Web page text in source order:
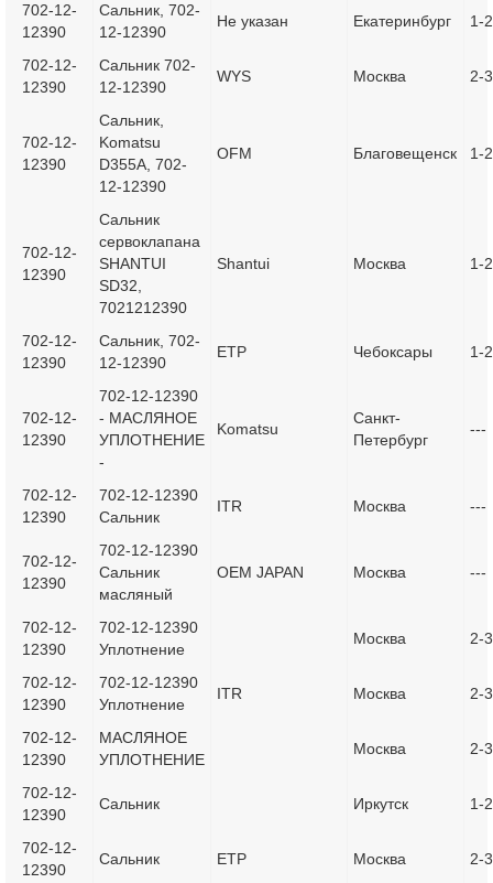
702-12-
12390
Сальник, 702-
12-12390
Не указан Екатеринбург 1-
702-12-
12390
Сальник 702-
12-12390
WYS Москва 2-
702-12-
12390
Сальник,
Komatsu
D355A, 702-
12-12390
OFM Благовещенск 1-
702-12-
12390
Сальник
сервоклапана
SHANTUI
SD32,
7021212390
Shantui Москва 1-
702-12-
12390
Сальник, 702-
12-12390
ETP Чебоксары 1-
702-12-
12390
702-12-12390
- МАСЛЯНОЕ
УПЛОТНЕНИЕ
-
Komatsu
Санкт-
Петербург
---
702-12-
12390
702-12-12390
Сальник
ITR Москва ---
702-12-
12390
702-12-12390
Сальник
масляный
OEM JAPAN Москва ---
702-12-
12390
702-12-12390
Уплотнение
Москва 2-
702-12-
12390
702-12-12390
Уплотнение
ITR Москва 2-
702-12-
12390
МАСЛЯНОЕ
УПЛОТНЕНИЕ
Москва 2-
702-12-
12390
Сальник Иркутск 1-
702-12-
12390
Сальник ETP Москва 2-